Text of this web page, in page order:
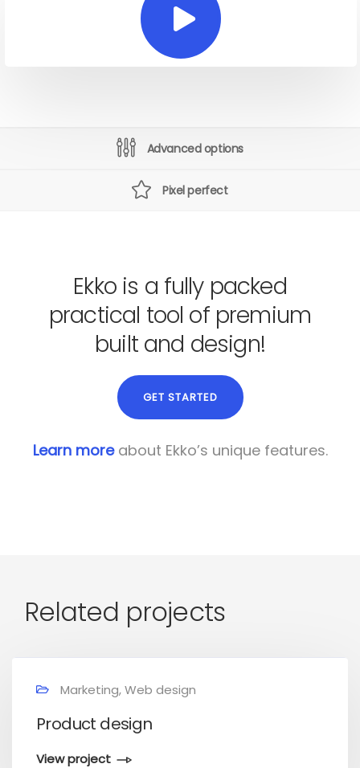
Advanced options
Pixel perfect
Ekko is a fully packed
practical tool of premium
built and design!
GET STARTED
Learn moreabout Ekko’s unique features.
Related projects
Marketing, Web design
Product design
View project